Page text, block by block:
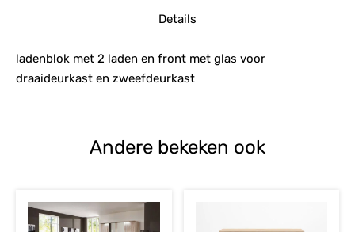
Details
ladenblok met 2 laden en front met glas voor
draaideurkast en zweefdeurkast
Andere bekeken ook